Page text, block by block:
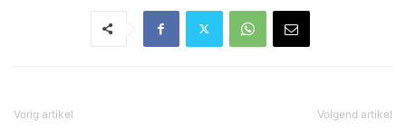
Vorig artikel Volgend artikel